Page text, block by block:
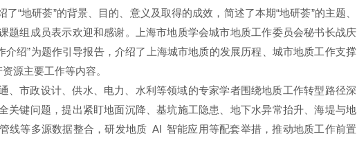
“地研荟”的背景、目的、意义及取得的成效，简述了本期“地研荟”的主题、
题组成员表示欢迎和感谢。上海市地质学会城市地质工作委员会秘书长战庆
介绍”为题作引导报告，介绍了上海城市地质的发展历程、城市地质工作支撑
源主要工作等内容。
、市政设计、供水、电力、水利等领域的专家学者围绕地质工作转型路径深
关键问题，提出紧盯地面沉降、基坑施工隐患、地下水异常抬升、海堤与地
线等多源数据整合，研发地质 AI 智能应用等配套举措，推动地质工作前置